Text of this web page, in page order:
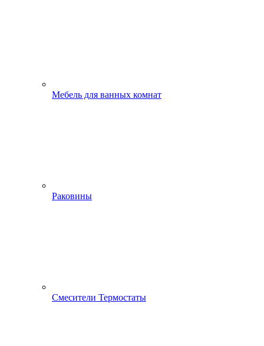
Мебель для ванных комнат
Раковины
Смесители Термостаты